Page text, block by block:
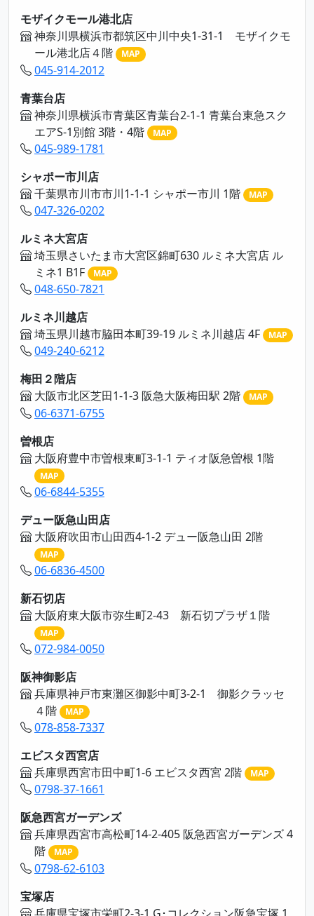
モザイクモール港北店
神奈川県横浜市都筑区中川中央1-31-1 モザイクモ
ール港北店４階
MAP
045-914-2012
青葉台店
神奈川県横浜市青葉区青葉台2-1-1 青葉台東急スク
エアS-1別館 3階・4階
MAP
045-989-1781
シャポー市川店
千葉県市川市市川1-1-1 シャポー市川 1階
MAP
047-326-0202
ルミネ大宮店
埼玉県さいたま市大宮区錦町630 ルミネ大宮店 ル
ミネ1 B1F
MAP
048-650-7821
ルミネ川越店
埼玉県川越市脇田本町39-19 ルミネ川越店 4F
MAP
049-240-6212
梅田２階店
大阪市北区芝田1-1-3 阪急大阪梅田駅 2階
MAP
06-6371-6755
曽根店
大阪府豊中市曽根東町3-1-1 ティオ阪急曽根 1階
MAP
06-6844-5355
デュー阪急山田店
大阪府吹田市山田西4-1-2 デュー阪急山田 2階
MAP
06-6836-4500
新石切店
大阪府東大阪市弥生町2-43 新石切プラザ１階
MAP
072-984-0050
阪神御影店
兵庫県神戸市東灘区御影中町3-2-1 御影クラッセ
４階
MAP
078-858-7337
エビスタ西宮店
兵庫県西宮市田中町1-6 エビスタ西宮 2階
MAP
0798-37-1661
阪急西宮ガーデンズ
兵庫県西宮市高松町14-2-405 阪急西宮ガーデンズ 4
階
MAP
0798-62-6103
宝塚店